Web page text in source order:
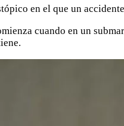
en el que un
cuando en un